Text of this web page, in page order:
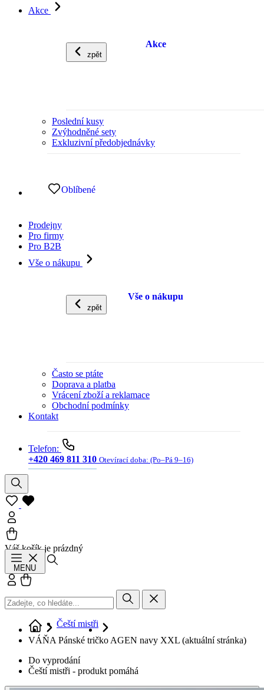
Akce
zpět
Akce
Poslední kusy
Zvýhodněné sety
Exkluzivní předobjednávky
Oblíbené
Prodejny
Pro firmy
Pro B2B
Vše o nákupu
zpět
Vše o nákupu
Často se ptáte
Doprava a platba
Vrácení zboží a reklamace
Obchodní podmínky
Kontakt
Telefon:
+420 469 811 310 Otevírací doba: (Po–Pá 9–16)
Váš košík je prázdný
MENU
Přihlásit se
Čeští mistři
VÁŇA Pánské tričko AGEN navy XXL (aktuální stránka)
Do vyprodání
Čeští mistři - produkt pomáhá